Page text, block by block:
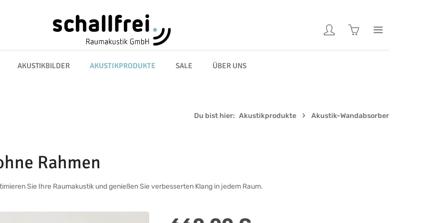
Warenkorb enthält 0
AKUSTIKBILDER AKUSTIKPRODUKTE SALE ÜBER UNS
Du bist hier: Akustikprodukte Akustik-Wandabsorber
Rahmen
Sie Ihre Raumakustik und genießen Sie verbesserten Klang in jedem Raum.
Regulärer Preis: